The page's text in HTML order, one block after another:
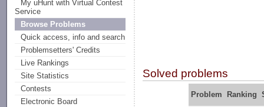
My uHunt with Virtual Contest
Service
Browse Problems
Quick access, info and search
Problemsetters' Credits
Live Rankings
Site Statistics
Contests
Electronic Board
Solved problems
Problem Ranking